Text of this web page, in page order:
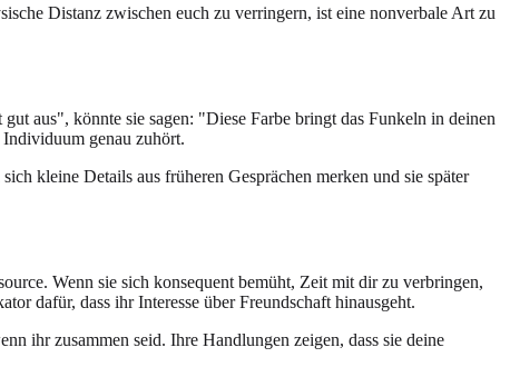
Distanz zwischen euch zu verringern, ist eine nonverbale Art zu
aus", könnte sie sagen: "Diese Farbe bringt das Funkeln in deinen
genau zuhört.
kleine Details aus früheren Gesprächen merken und sie später
Wenn sie sich konsequent bemüht, Zeit mit dir zu verbringen,
dafür, dass ihr Interesse über Freundschaft hinausgeht.
ihr zusammen seid. Ihre Handlungen zeigen, dass sie deine